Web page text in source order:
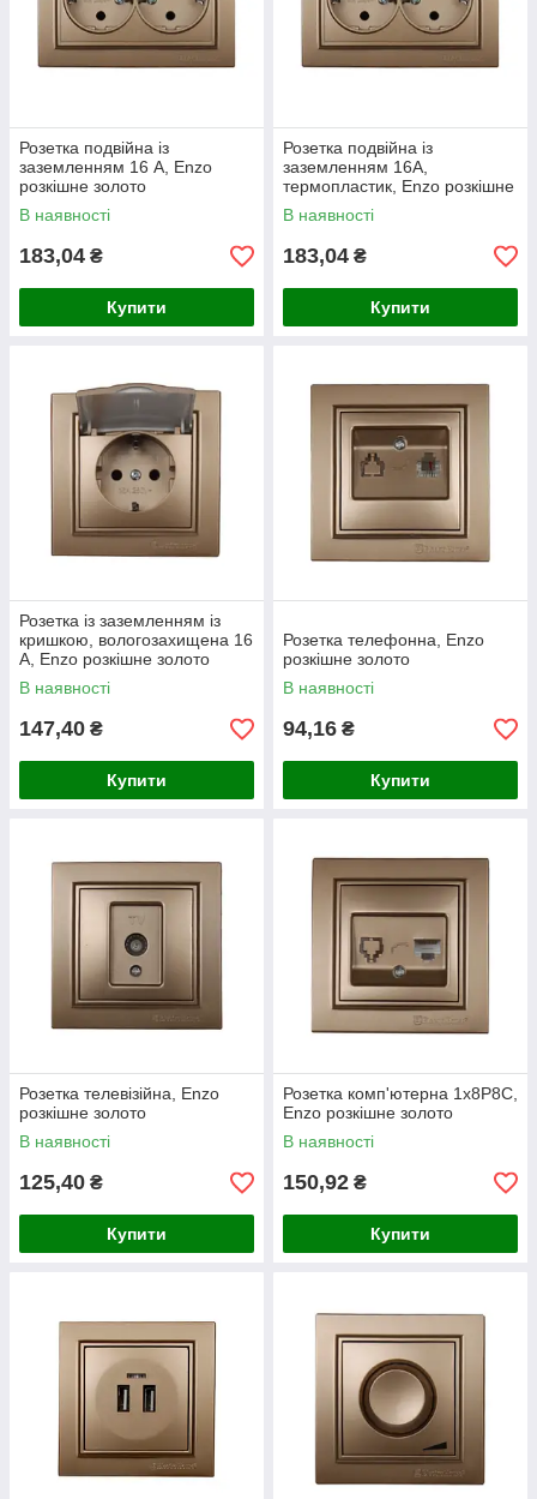
Розетка подвійна із
заземленням 16 А, Enzo
розкішне золото
В наявності
183,04 ₴
Купити
Розетка подвійна із
заземленням 16A,
термопластик, Enzo розкішне
золото
В наявності
183,04 ₴
Купити
Розетка із заземленням із
кришкою, вологозахищена 16
А, Enzo розкішне золото
В наявності
147,40 ₴
Купити
Розетка телефонна, Enzo
розкішне золото
В наявності
94,16 ₴
Купити
Розетка телевізійна, Enzo
розкішне золото
В наявності
125,40 ₴
Купити
Розетка комп'ютерна 1х8P8C,
Enzo розкішне золото
В наявності
150,92 ₴
Купити